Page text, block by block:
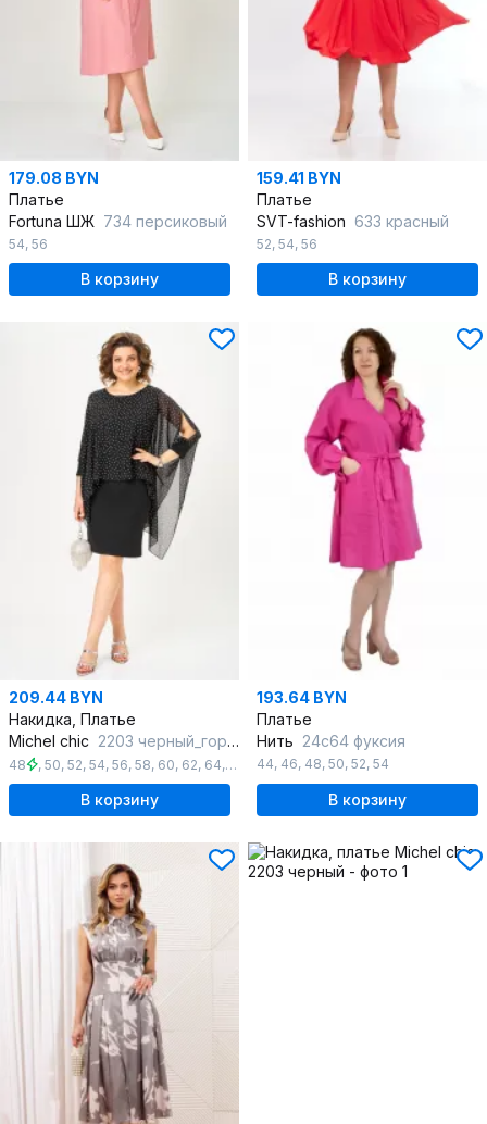
179.08 BYN
Платье
Fortuna ШЖ 734 персиковый
54, 56
В корзину
159.41 BYN
Платье
SVT-fashion 633 красный
52, 54, 56
В корзину
209.44 BYN
Накидка, Платье
Michel chic 2203 черный_горох
48 , 50, 52, 54, 56, 58, 60, 62, 64, 66
В корзину
193.64 BYN
Платье
Нить 24с64 фуксия
44, 46, 48, 50, 52, 54
В корзину